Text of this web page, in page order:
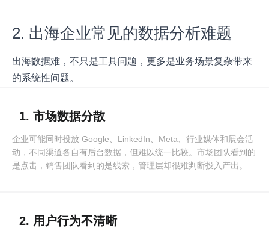
2. 出海企业常见的数据分析难题
出海数据难，不只是工具问题，更多是业务场景复杂带来
的系统性问题。
1. 市场数据分散
企业可能同时投放 Google、LinkedIn、Meta、行业媒体和展会活
动，不同渠道各自有后台数据，但难以统一比较。市场团队看到的
是点击，销售团队看到的是线索，管理层却很难判断投入产出。
2. 用户行为不清晰